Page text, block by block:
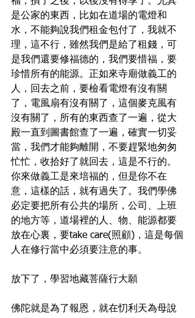
是公家的東西，比如在道場的電燈和
水，不能夠說我們租金包付了，我就不
理，這不行，雖然我們是給了租錢，可
是我們還要修福德的，我們要惜福，要
珍惜所有的能源。正如來寺廟做義工的
人，回去之前，要檢看電燈有沒有關
了，電風扇有沒有關了，這個麥克風有
沒有關了，所有的東西查了一遍，從大
殿一直到圖書館查了一遍，確實一切妥
當，我們才能夠離開，不要趕緊地匆匆
忙忙，收拾好了就回去，這是不行的。
你來做義工是來培福的，但是你不在
意，這樣的話，就有過失了。我們學佛
必定要把所有公共的場所，公司、上班
的地方等，道場裡的人、物、能源都要
放在心裏，要take care(照顧)，這是每個
人在修行當中必須要注意的事。
放下了，學習地藏菩薩行大願
佛陀就是為了報恩，就在忉利天為母說